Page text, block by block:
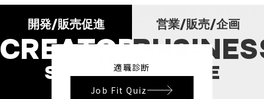
いてみて。
きっと、ぴったりの舞台が待って
います。
開発/販売促進
CREATOR
SIDE
営業/販売/企画
SIDE
適職診断
Job Fit Quiz